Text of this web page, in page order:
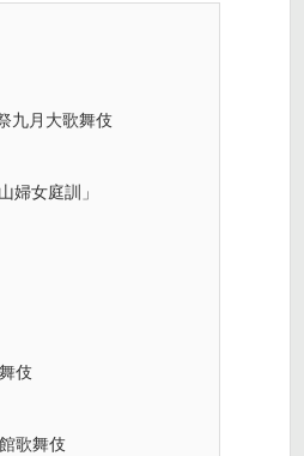
九月大歌舞伎
婦女庭訓」
伎
歌舞伎